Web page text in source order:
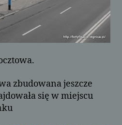
zbudowana jeszcze
się w miejscu